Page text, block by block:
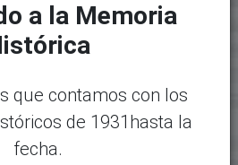
a la Memoria
que contamos con los
de 1931hasta la
fecha.